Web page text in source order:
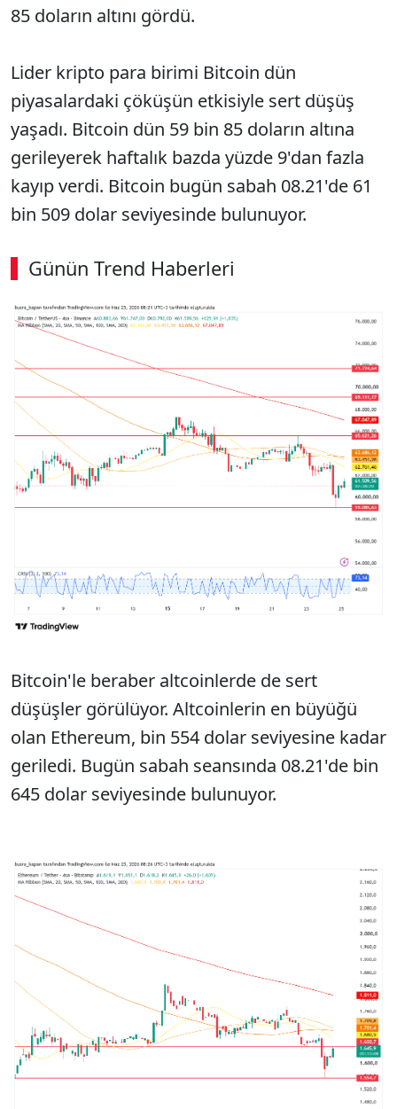
85 doların altını gördü.
Lider kripto para birimi Bitcoin dün
piyasalardaki çöküşün etkisiyle sert düşüş
yaşadı. Bitcoin dün 59 bin 85 doların altına
gerileyerek haftalık bazda yüzde 9'dan fazla
kayıp verdi. Bitcoin bugün sabah 08.21'de 61
bin 509 dolar seviyesinde bulunuyor.
Günün Trend Haberleri
00:02 / 08:06
Sesi Aç
Bitcoin'le beraber altcoinlerde de sert
düşüşler görülüyor. Altcoinlerin en büyüğü
olan Ethereum, bin 554 dolar seviyesine kadar
geriledi. Bugün sabah seansında 08.21'de bin
645 dolar seviyesinde bulunuyor.